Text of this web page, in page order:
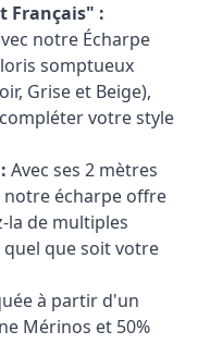
Français" :
notre Écharpe
somptueux
Grise et Beige),
votre style
Avec ses 2 mètres
notre écharpe offre
la de multiples
que soit votre
à partir d'un
Mérinos et 50%